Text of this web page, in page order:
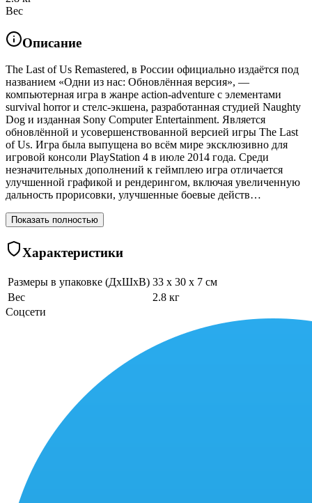
Вес
Описание
The Last of Us Remastered, в России официально издаётся под
названием «Одни из нас: Обновлённая версия», —
компьютерная игра в жанре action-adventure с элементами
survival horror и стелс-экшена, разработанная студией Naughty
Dog и изданная Sony Computer Entertainment. Является
обновлённой и усовершенствованной версией игры The Last
of Us. Игра была выпущена во всём мире эксклюзивно для
игровой консоли PlayStation 4 в июле 2014 года. Среди
незначительных дополнений к геймплею игра отличается
улучшенной графикой и рендерингом, включая увеличенную
дальность прорисовки, улучшенные боевые действ…
Показать полностью
Характеристики
Размеры в упаковке (ДхШхВ) 33 x 30 x 7 см
Вес
2.8 кг
Соцсети